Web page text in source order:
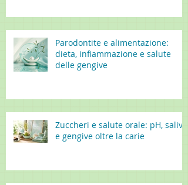
Parodontite e alimentazione:
dieta, infiammazione e salute
delle gengive
Zuccheri e salute orale: pH, saliva
e gengive oltre la carie